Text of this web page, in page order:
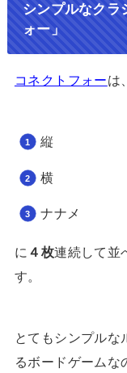
シンプルなクラ
ォー」
コネクトフォーは
縦
横
ナナメ
に ４枚連続して並
す。
とてもシンプルな
るボードゲームな